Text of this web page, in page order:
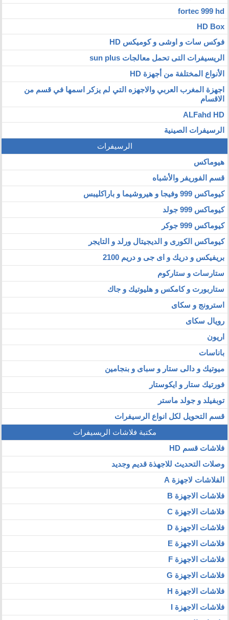
fortec 999 hd
HD Box
فوكس سات و اوشى و كوميكس HD
الريسيفرات التى تحمل معالجات sun plus
الأنواع المختلفة من أجهزة HD
اجهزة المغرب العربي والاجهزه التي لم يزكر اسمها في قسم من
الاقسام
ALFahd HD
الرسيفرات الصينية
الرسيفرات
هيوماكس
قسم الفوريفر والأشباه
كيوماكس 999 وفيجا و هيروشيما و باراكليبس
كيوماكس 999 جولد
كيوماكس 999 جوكر
كيوماكس الكورى و الديجيتال ورلد و التايجر
بريفيكس و دريك و اى جى و دريم 2100
ستارسات و ستاركوم
ستاربورت و كامكس و هليوتيك و جاك
استرونج و سكاى
رويال سكاى
اريون
باناسات
ميوتيك و دالى ستار و سباى و بنجامين
فورتيك ستار و ايكوستار
توبفيلد و جولد ماستر
قسم التحويل لكل انواع الرسيفرات
مكتبة فلاشات الريسيفرات
فلاشات قسم HD
وصلات التحديث للاجهذة قديم وجديد
الفلاشات لاجهزة A
فلاشات الاجهزة B
فلاشات الاجهزة C
فلاشات الاجهزة D
فلاشات الاجهزة E
فلاشات الاجهزة F
فلاشات الاجهزة G
فلاشات الاجهزة H
فلاشات الاجهزة I